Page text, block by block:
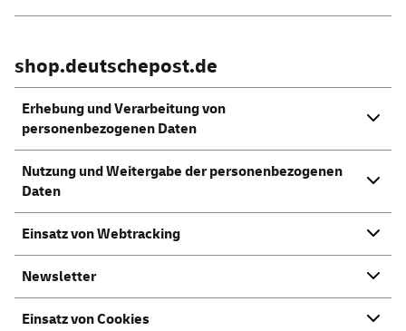
shop.deutschepost.de
Erhebung und Verarbeitung von
personenbezogenen Daten
Nutzung und Weitergabe der personenbezogenen
Daten
Einsatz von Webtracking
Newsletter
Einsatz von Cookies